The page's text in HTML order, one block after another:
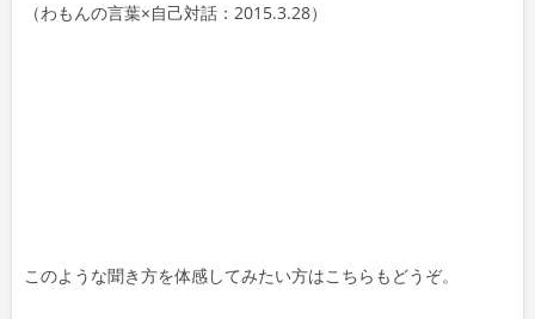
（わもんの言葉×自己対話：2015.3.28）
このような聞き方を体感してみたい方はこちらもどうぞ。